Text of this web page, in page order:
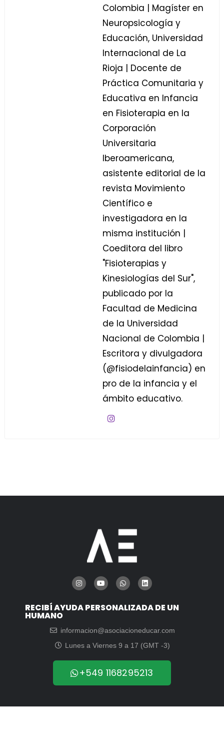
Colombia | Magíster en
Neuropsicología y
Educación, Universidad
Internacional de La
Rioja | Docente de
Práctica Comunitaria y
Educativa en Infancia
en Fisioterapia en la
Corporación
Universitaria
Iberoamericana,
asistente editorial de la
revista Movimiento
Científico e
investigadora en la
misma institución |
Coeditora del libro
"Fisioterapias y
Kinesiologías del Sur",
publicado por la
Facultad de Medicina
de la Universidad
Nacional de Colombia |
Escritora y divulgadora
(@fisiodelainfancia) en
pro de la infancia y el
ámbito educativo.
RECIBÍ AYUDA PERSONALIZADA DE UN
HUMANO
informacion@asociacioneducar.com
Lunes a Viernes 9 a 17 (GMT -3)
+549 1168295213